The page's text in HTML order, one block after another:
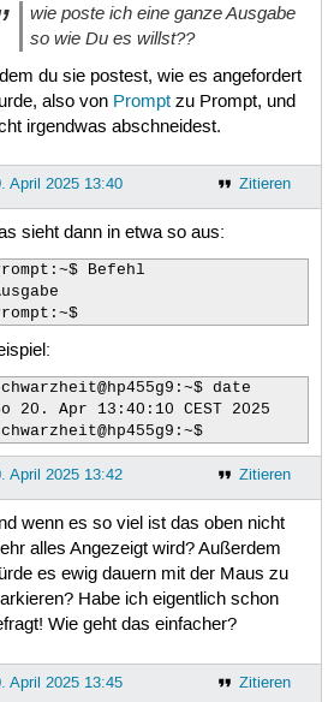
wie poste ich eine ganze Ausgabe
so wie Du es willst??
du sie postest, wie es angefordert
also von Promptzu Prompt, und
irgendwas abschneidest.
Zitieren
April 2025 13:40
sieht dann in etwa so aus:
Befehl
date
20. Apr 13:40:10 CEST 2025
Zitieren
April 2025 13:42
wenn es so viel ist das oben nicht
alles Angezeigt wird? Außerdem
es ewig dauern mit der Maus zu
Habe ich eigentlich schon
Wie geht das einfacher?
Zitieren
April 2025 13:45